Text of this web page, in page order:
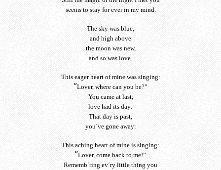
seems to stay for ever in my mind.
The sky was blue,
and high above
the moon was new,
and so was love.
This eager heart of mine was singing:
”Lover, where can you be?”
You came at last,
love had its day:
That day is past,
you´ve gone away:
This aching heart of mine is singing:
”Lover, come back to me!”
Rememb´ring ev´ry little thing you